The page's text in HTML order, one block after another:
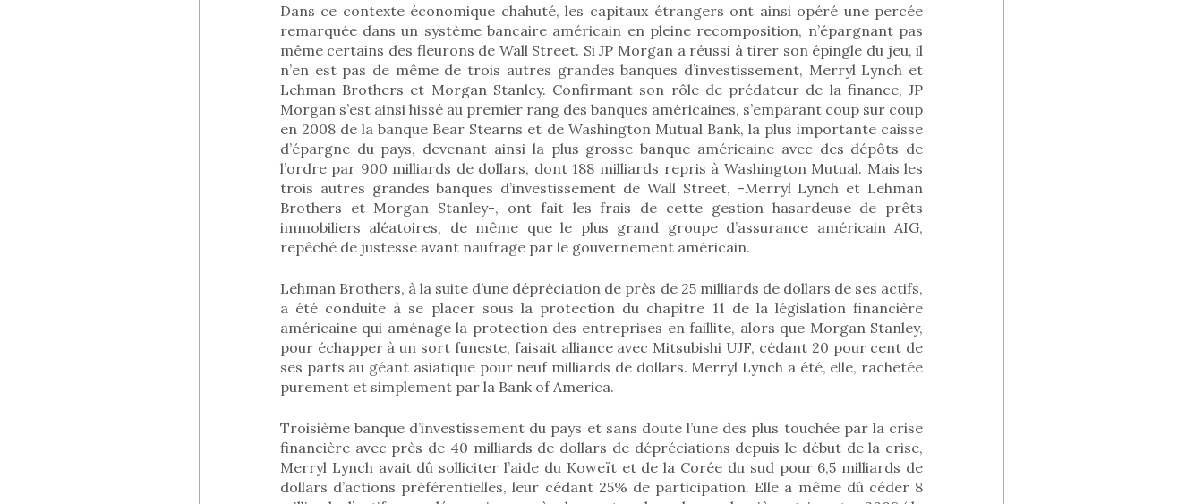
Dans ce contexte économique chahuté, les capitaux étrangers ont ainsi opéré une percée
remarquée dans un système bancaire américain en pleine recomposition, n’épargnant pas
même certains des fleurons de Wall Street. Si JP Morgan a réussi à tirer son épingle du jeu, il
n’en est pas de même de trois autres grandes banques d’investissement, Merryl Lynch et
Lehman Brothers et Morgan Stanley. Confirmant son rôle de prédateur de la finance, JP
Morgan s’est ainsi hissé au premier rang des banques américaines, s’emparant coup sur coup
en 2008 de la banque Bear Stearns et de Washington Mutual Bank, la plus importante caisse
d’épargne du pays, devenant ainsi la plus grosse banque américaine avec des dépôts de
l’ordre par 900 milliards de dollars, dont 188 milliards repris à Washington Mutual. Mais les
trois autres grandes banques d’investissement de Wall Street, -Merryl Lynch et Lehman
Brothers et Morgan Stanley-, ont fait les frais de cette gestion hasardeuse de prêts
immobiliers aléatoires, de même que le plus grand groupe d’assurance américain AIG,
repêché de justesse avant naufrage par le gouvernement américain.
Lehman Brothers, à la suite d’une dépréciation de près de 25 milliards de dollars de ses actifs,
a été conduite à se placer sous la protection du chapitre 11 de la législation financière
américaine qui aménage la protection des entreprises en faillite, alors que Morgan Stanley,
pour échapper à un sort funeste, faisait alliance avec Mitsubishi UJF, cédant 20 pour cent de
ses parts au géant asiatique pour neuf milliards de dollars. Merryl Lynch a été, elle, rachetée
purement et simplement par la Bank of America.
Troisième banque d’investissement du pays et sans doute l’une des plus touchée par la crise
financière avec près de 40 milliards de dollars de dépréciations depuis le début de la crise,
Merryl Lynch avait dû solliciter l’aide du Koweït et de la Corée du sud pour 6,5 milliards de
dollars d’actions préférentielles, leur cédant 25% de participation. Elle a même dû céder 8